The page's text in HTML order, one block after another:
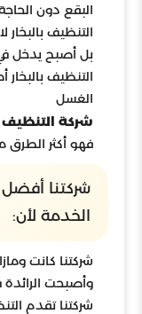
البقع دون
التنظيف
بل أصبح يدخل
التنظيف
الغسل
شركة التنظيف
فهو أكثر الطرق
شركتنا
الخدمة لأن:
شركتنا كانت
وأصبحت الرائدة
شركتنا تقدم